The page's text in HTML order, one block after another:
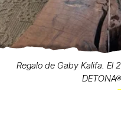
Regalo de Gaby Kalifa. El